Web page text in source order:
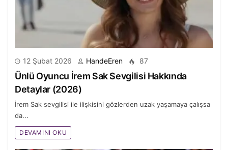
12 Şubat 2026 HandeEren 87
Ünlü Oyuncu İrem Sak Sevgilisi Hakkında
Detaylar (2026)
İrem Sak sevgilisi ile ilişkisini gözlerden uzak yaşamaya çalışsa
da...
DEVAMINI OKU